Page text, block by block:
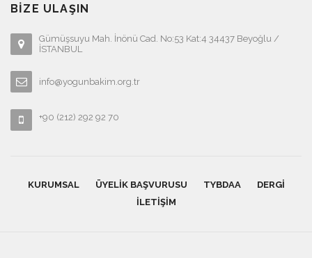
BIZE ULAŞIN
Gümüşsuyu Mah. İnönü Cad. No:53 Kat:4 34437 Beyoğlu /
İSTANBUL
info@yogunbakim.org.tr
+90 (212) 292 92 70
KURUMSAL ÜYELIK BAŞVURUSU TYBDAA
DERGI
İLETIŞIM